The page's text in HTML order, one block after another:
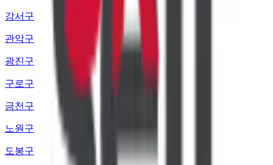
강서구
관악구
광진구
구로구
금천구
노원구
도봉구